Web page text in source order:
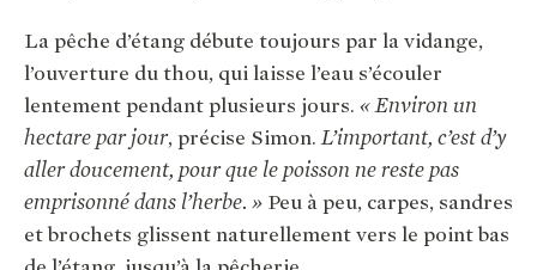
La pêche d’étang débute toujours par la vidange,
l’ouverture du thou, qui laisse l’eau s’écouler
lentement pendant plusieurs jours. « Environ un
hectare par jour, précise Simon. L’important, c’est d’y
aller doucement, pour que le poisson ne reste pas
emprisonné dans l’herbe. » Peu à peu, carpes, sandres
et brochets glissent naturellement vers le point bas